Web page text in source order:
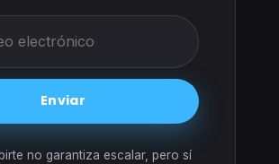
Enviar
no garantiza escalar, pero sí